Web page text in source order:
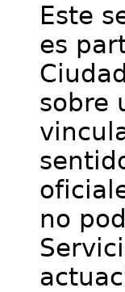
Este
es
sobre
no